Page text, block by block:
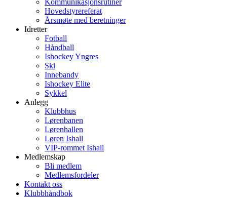
Kommunikasjonsrutiner
Hovedstyrereferat
Årsmøte med beretninger
Idretter
Fotball
Håndball
Ishockey Yngres
Ski
Innebandy
Ishockey Elite
Sykkel
Anlegg
Klubbhus
Lørenbanen
Lørenhallen
Løren Ishall
VIP-rommet Ishall
Medlemskap
Bli medlem
Medlemsfordeler
Kontakt oss
Klubbhåndbok